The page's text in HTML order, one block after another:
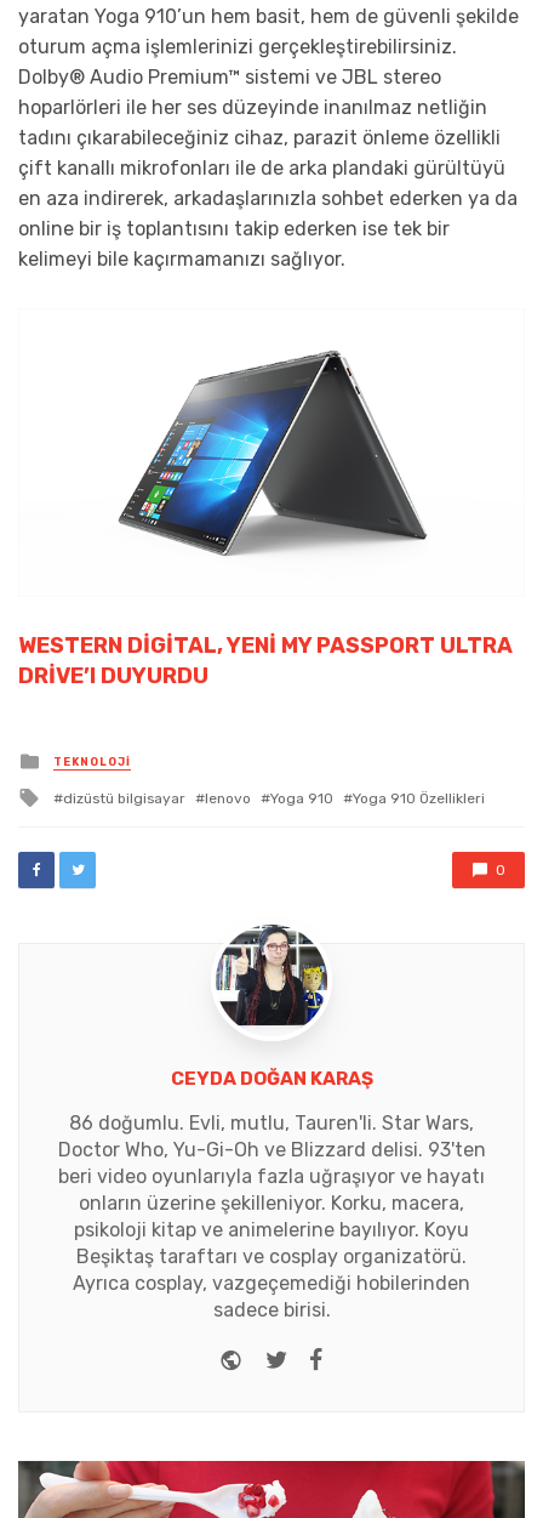
yaratan Yoga 910’un hem basit, hem de güvenli şekilde
oturum açma işlemlerinizi gerçekleştirebilirsiniz.
Dolby® Audio Premium™ sistemi ve JBL stereo
hoparlörleri ile her ses düzeyinde inanılmaz netliğin
tadını çıkarabileceğiniz cihaz, parazit önleme özellikli
çift kanallı mikrofonları ile de arka plandaki gürültüyü
en aza indirerek, arkadaşlarınızla sohbet ederken ya da
online bir iş toplantısını takip ederken ise tek bir
kelimeyi bile kaçırmamanızı sağlıyor.
WESTERN DIGITAL, YENI MY PASSPORT ULTRA
DRIVE’I DUYURDU
Posted
in
TEKNOLOJI
Tagged
dizüstü bilgisayar lenovo Yoga 910 Yoga 910 Özellikleri
0
CEYDA DOĞAN KARAŞ
86 doğumlu. Evli, mutlu, Tauren'li. Star Wars,
Doctor Who, Yu-Gi-Oh ve Blizzard delisi. 93'ten
beri video oyunlarıyla fazla uğraşıyor ve hayatı
onların üzerine şekilleniyor. Korku, macera,
psikoloji kitap ve animelerine bayılıyor. Koyu
Beşiktaş taraftarı ve cosplay organizatörü.
Ayrıca cosplay, vazgeçemediği hobilerinden
sadece birisi.
Website
Twitter